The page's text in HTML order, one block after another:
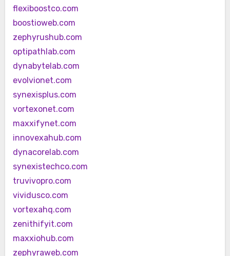
flexiboostco.com
boostioweb.com
zephyrushub.com
optipathlab.com
dynabytelab.com
evolvionet.com
synexisplus.com
vortexonet.com
maxxifynet.com
innovexahub.com
dynacorelab.com
synexistechco.com
truvivopro.com
vividusco.com
vortexahq.com
zenithifyit.com
maxxiohub.com
zephyraweb.com